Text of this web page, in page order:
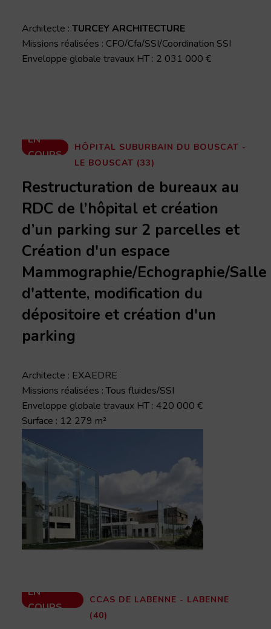
Architecte :TURCEY ARCHITECTURE
Missions réalisées : CFO/Cfa/SSI/Coordination SSI
Enveloppe globale travaux HT : 2 031 000 €
EN
COURS
HÔPITAL SUBURBAIN DU BOUSCAT -
LE BOUSCAT (33)
Restructuration de bureaux au
RDC de l’hôpital et création
d’un parking sur 2 parcelles et
Création d'un espace
Mammographie/Echographie/Salle
d'attente, modification du
dépositoire et création d'un
parking
Architecte : EXAEDRE
Missions réalisées : Tous fluides/SSI
Enveloppe globale travaux HT : 420 000 €
Surface : 12 279 m²
EN
COURS
CCAS DE LABENNE - LABENNE
(40)